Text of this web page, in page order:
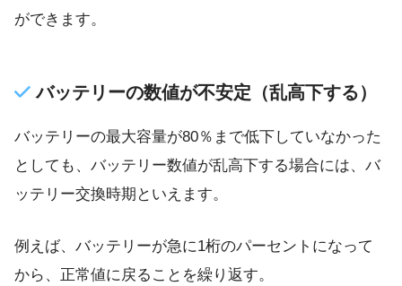
ができます。
バッテリーの数値が不安定（乱高下する）
バッテリーの最大容量が80％まで低下していなかった
としても、バッテリー数値が乱高下する場合には、バ
ッテリー交換時期といえます。
例えば、バッテリーが急に1桁のパーセントになって
から、正常値に戻ることを繰り返す。